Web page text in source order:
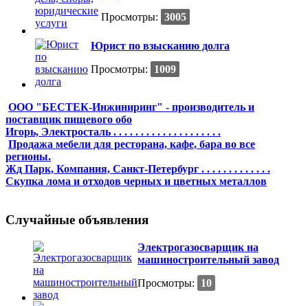
Просмотры: 3005
Юрист по взысканию долга
Просмотры:
1009
ООО "БЕСТЕК-Инжиниринг" - производитель и
поставщик пищевого обо
Игорь, Электросталь . . . . . . . . . . . . . . . . . . . .
Продажа мебели для ресторана, кафе, бара во все
регионы.
Жд Парк, Компания, Санкт-Петербург . . . . . . . . . . . . .
Скупка лома и отходов черных и цветных металлов
Случайные объявления
Электрогазосварщик на
машиностроительный завод
Просмотры:
10